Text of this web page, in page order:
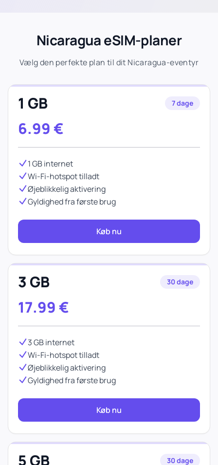
Nicaragua eSIM-planer
Vælg den perfekte plan til dit Nicaragua-eventyr
1 GB 7 dage
6.99 €
1 GB internet
Wi-Fi-hotspot tilladt
Øjeblikkelig aktivering
Gyldighed fra første brug
Køb nu
3 GB 30 dage
17.99 €
3 GB internet
Wi-Fi-hotspot tilladt
Øjeblikkelig aktivering
Gyldighed fra første brug
Køb nu
5 GB 30 dage